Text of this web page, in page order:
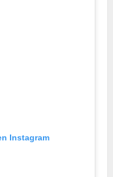
Instagram